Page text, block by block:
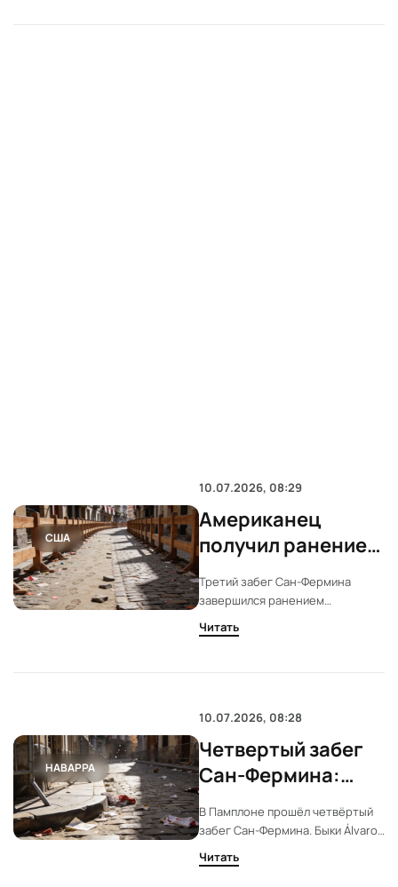
США
10.07.2026, 08:29
Американец
получил ранение
на третьем забеге
Сан-Фермина в
Памплоне
Третий забег Сан-Фермина
завершился ранением
американца и 14 травмами. Быки
Victoriano del Río задали высокий
Читать
НАВАРРА
10.07.2026, 08:28
Четвертый забег
Сан-Фермина:
опасные секунды
на улицах
Памплоны
В Памплоне прошёл четвёртый
забег Сан-Фермина. Быки Álvaro
Núñez преодолели маршрут за 2
минуты 32 секунды. На повороте
Читать